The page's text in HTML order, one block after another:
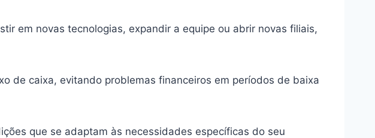
em novas tecnologias, expandir a equipe ou abrir novas filiais,
de caixa, evitando problemas financeiros em períodos de baixa
que se adaptam às necessidades específicas do seu